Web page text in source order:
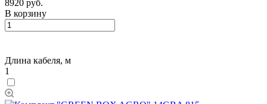
8920 руб.
В корзину
Длина кабеля, м
1